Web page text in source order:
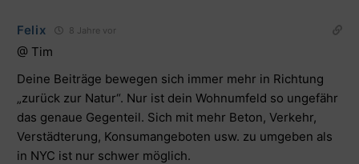
Felix 8 Jahre vor
@ Tim
Deine Beiträge bewegen sich immer mehr in Richtung
„zurück zur Natur“. Nur ist dein Wohnumfeld so ungefähr
das genaue Gegenteil. Sich mit mehr Beton, Verkehr,
Verstädterung, Konsumangeboten usw. zu umgeben als
in NYC ist nur schwer möglich.